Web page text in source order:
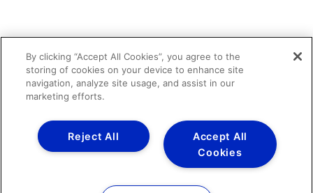
By clicking “Accept All Cookies”, you agree to the
storing of cookies on your device to enhance site
navigation, analyze site usage, and assist in our
marketing efforts.
Accept All
Cookies
Reject All